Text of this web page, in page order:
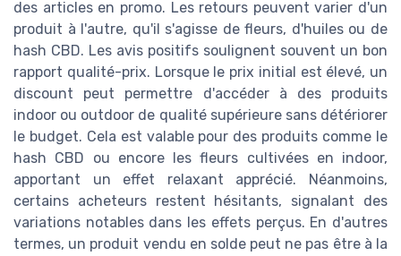
des articles en promo. Les retours peuvent varier d'un
produit à l'autre, qu'il s'agisse de fleurs, d'huiles ou de
hash CBD. Les avis positifs soulignent souvent un bon
rapport qualité-prix. Lorsque le prix initial est élevé, un
discount peut permettre d'accéder à des produits
indoor ou outdoor de qualité supérieure sans détériorer
le budget. Cela est valable pour des produits comme le
hash CBD ou encore les fleurs cultivées en indoor,
apportant un effet relaxant apprécié. Néanmoins,
certains acheteurs restent hésitants, signalant des
variations notables dans les effets perçus. En d'autres
termes, un produit vendu en solde peut ne pas être à la